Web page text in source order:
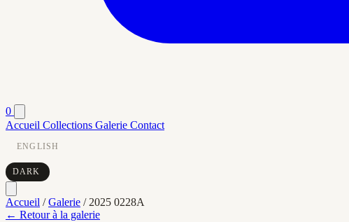
0
Accueil Collections Galerie Contact
ENGLISH
DARK
Accueil / Galerie / 2025 0228A
← Retour à la galerie